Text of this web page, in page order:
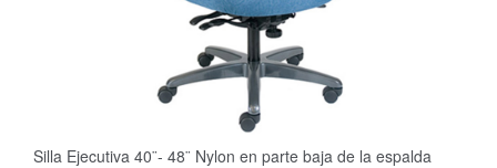
Silla Ejecutiva 40¨- 48¨ Nylon en parte baja de la espalda